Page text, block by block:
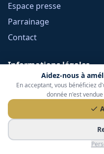
Aidez-nous à
En acceptant, vous bénéficiez
donnée n'est
Espace presse
Parrainage
Contact
Informations légales
Mentions légales
Confidentialité
Cookies